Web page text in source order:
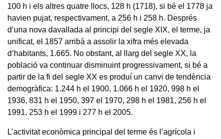
100 h i els altres quatre llocs, 128 h (1718), si bé el 1778 ja
havien pujat, respectivament, a 256 h i 258 h. Després
d’una nova davallada al principi del segle XIX, el terme, ja
unificat, el 1857 arribà a assolir la xifra més elevada
d’habitants, 1.665. No obstant, al llarg del segle XX, la
població va continuar disminuint progressivament, si bé a
partir de la fi del segle XX es produí un canvi de tendència
demogràfica: 1.244 h el 1900, 1.066 h el 1920, 998 h el
1936, 831 h el 1950, 397 el 1970, 298 h el 1981, 256 h el
1991, 253 h el 1999 i 277 h el 2005.
L’activitat econòmica principal del terme és l’agrícola i